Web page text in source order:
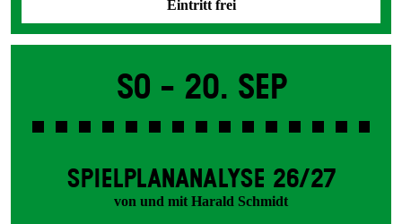
Eintritt frei
So - 20. Sep
SPIEL­PLAN­ANALYSE 26/27
von und mit Harald Schmidt